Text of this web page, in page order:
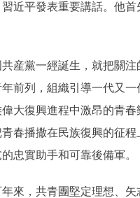
平發表重要講話。他首
黨一經誕生，就把關注
前列，組織引導一代又
大復興進程中激昂的青
春播撒在民族復興的征
忠實助手和可靠後備軍。
，共青團堅定理想、矢